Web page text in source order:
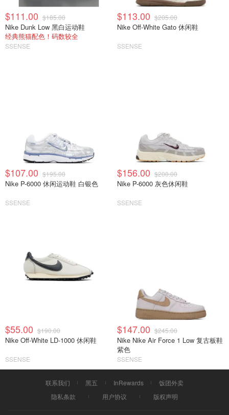
$111.00 $185.00
Nike Dunk Low 黑白运动鞋
经典熊猫配色！码数较全
SSENSE
$113.00 $205.00
Nike Off-White Gato 休闲鞋
SSENSE
$107.00 $195.00
Nike P-6000 休闲运动鞋 白银色
SSENSE
$156.00 $200.00
Nike P-6000 灰色休闲鞋
SSENSE
$55.00 $190.00
Nike Off-White LD-1000 休闲鞋
SSENSE
$147.00 $245.00
Nike Nike Air Force 1 Low 复古板鞋
紫色
SSENSE
联系我们 黑五 InRewards
饭团外卖
隐私条款
用户协议 版权声明